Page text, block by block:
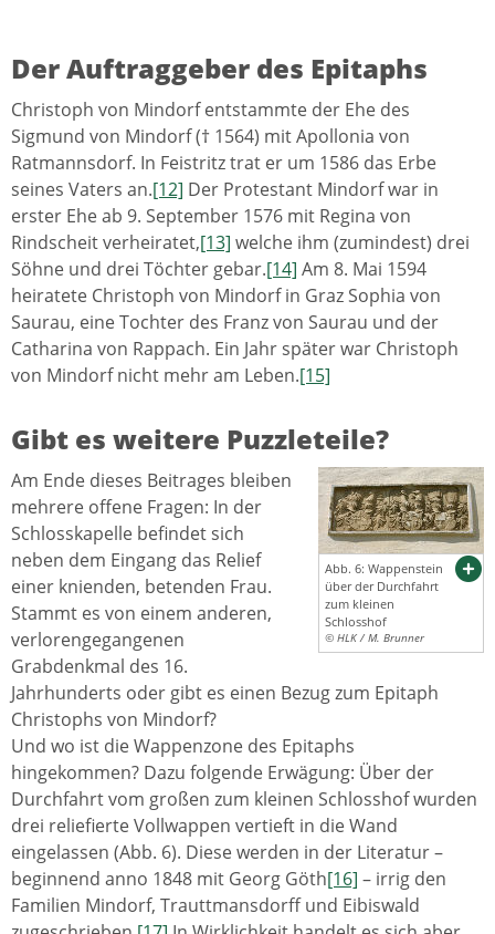
Der Auftraggeber des Epitaphs
Christoph von Mindorf entstammte der Ehe des
Sigmund von Mindorf († 1564) mit Apollonia von
Ratmannsdorf. In Feistritz trat er um 1586 das Erbe
seines Vaters an.[12] Der Protestant Mindorf war in
erster Ehe ab 9. September 1576 mit Regina von
Rindscheit verheiratet,[13] welche ihm (zumindest) drei
Söhne und drei Töchter gebar.[14] Am 8. Mai 1594
heiratete Christoph von Mindorf in Graz Sophia von
Saurau, eine Tochter des Franz von Saurau und der
Catharina von Rappach. Ein Jahr später war Christoph
von Mindorf nicht mehr am Leben.[15]
Gibt es weitere Puzzleteile?
Abb. 6: Wappenstein
über der Durchfahrt
zum kleinen
Schlosshof
© HLK / M. Brunner
Am Ende dieses Beitrages bleiben
mehrere offene Fragen: In der
Schlosskapelle befindet sich
neben dem Eingang das Relief
einer knienden, betenden Frau.
Stammt es von einem anderen,
verlorengegangenen
Grabdenkmal des 16.
Jahrhunderts oder gibt es einen Bezug zum Epitaph
Christophs von Mindorf?
Und wo ist die Wappenzone des Epitaphs
hingekommen? Dazu folgende Erwägung: Über der
Durchfahrt vom großen zum kleinen Schlosshof wurden
drei reliefierte Vollwappen vertieft in die Wand
eingelassen (Abb. 6). Diese werden in der Literatur –
beginnend anno 1848 mit Georg Göth[16] – irrig den
Familien Mindorf, Trauttmansdorff und Eibiswald